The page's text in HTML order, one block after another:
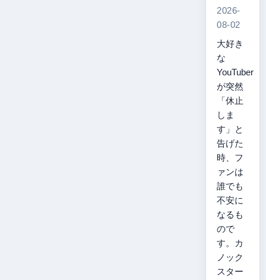
2026-
08-02
大好き
な
YouTuber
が突然
「休止
しま
す」と
告げた
時、フ
ァンは
誰でも
不安に
なるも
ので
す。カ
ノック
スター